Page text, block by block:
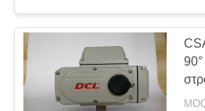
ΠΕΡΊΠΟΥ
ΕΜΕΊΣ
ΓΎΡΟΣπολλαπλών